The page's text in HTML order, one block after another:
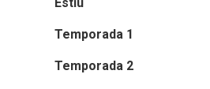
Temporada 1
Temporada 2